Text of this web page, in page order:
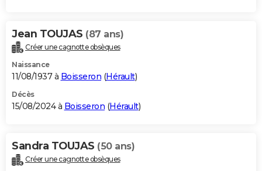
Jean TOUJAS (87 ans)
Créer une cagnotte obsèques
Naissance
11/08/1937 à Boisseron (Hérault)
Décès
15/08/2024 à Boisseron (Hérault)
Sandra TOUJAS (50 ans)
Créer une cagnotte obsèques